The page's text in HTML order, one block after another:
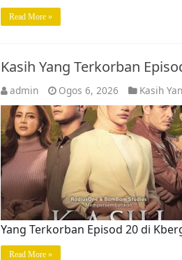
Read More »
Kasih Yang Terkorban
admin Ogos 6, 2026 Kasih
Yang Terkorban Episod 20 di
Read More »